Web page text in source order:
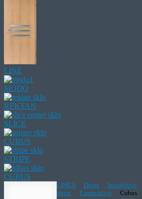
LINE
MODO
REKTAN
SLICE
CUBUS
STRIPE
CUBUS
LINEA Dvere
Interiérové
dvere
Laminátové Cubus